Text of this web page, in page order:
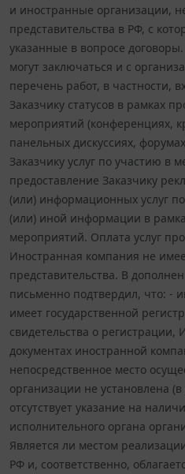
и иностранные организации,
представительства в РФ, с
указанные в вопросе
могут заключаться и с
перечень работ, в частности,
Заказчику статусов в рамках
мероприятий (конференциях,
панельных дискуссиях,
Заказчику услуг по участию в
предоставление Заказчику
(или) информационных услуг
(или) иной информации в
мероприятий. Оплата услуг
Иностранная компания не
представительства. В
письменно подтвердил, что: -
имеет государственной
свидетельства о
документах иностранной
непосредственное место
организации не установлена
отсутствует указание на
исполнительного органа
Является ли местом
РФ и, соответственно,